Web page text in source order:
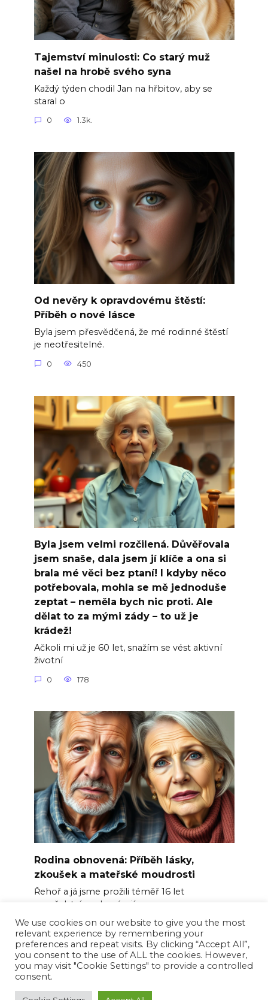
Tajemství minulosti: Co starý muž
našel na hrobě svého syna
Každý týden chodil Jan na hřbitov, aby se
staral o
0 1.3k.
Od nevěry k opravdovému štěstí:
Příběh o nové lásce
Byla jsem přesvědčená, že mé rodinné štěstí
je neotřesitelné.
0 450
Byla jsem velmi rozčilená. Důvěřovala
jsem snaše, dala jsem jí klíče a ona si
brala mé věci bez ptaní! I kdyby něco
potřebovala, mohla se mě jednoduše
zeptat – neměla bych nic proti. Ale
dělat to za mými zády – to už je
krádež!
Ačkoli mi už je 60 let, snažím se vést aktivní
životní
0 178
Rodina obnovená: Příběh lásky,
zkoušek a mateřské moudrosti
Řehoř a já jsme prožili téměř 16 let
manželství, vychovávajíce
0 267
© 2026 Happy News Feed
We use cookies on our website to give you the most
relevant experience by remembering your
preferences and repeat visits. By clicking “Accept All”,
you consent to the use of ALL the cookies. However,
you may visit "Cookie Settings" to provide a controlled
consent.